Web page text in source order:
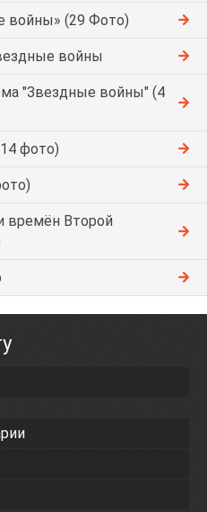
войны» (29 Фото)
войны
"Звездные войны" (4
фото)
времён Второй